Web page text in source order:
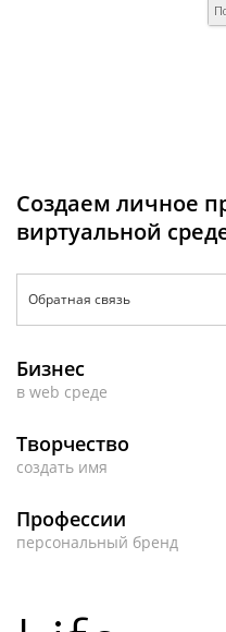
Создаем личное
виртуальной
Обратная связь
Бизнес
в web среде
Творчество
создать имя
Профессии
персональный бренд